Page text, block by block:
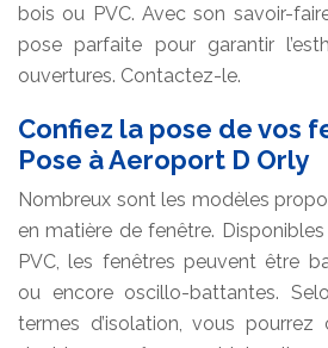
bois ou PVC. Avec son savoir-
pose parfaite pour garantir
ouvertures. Contactez-le.
Confiez la pose de vos
Pose à Aeroport D Orly
Nombreux sont les modèles
en matière de fenêtre.
PVC, les fenêtres peuvent être
ou encore oscillo-battantes.
termes d’isolation, vous pourrez